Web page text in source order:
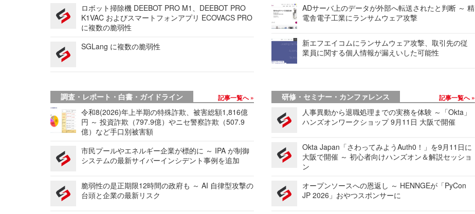
ロボット掃除機 DEEBOT PRO M1、DEEBOT PRO
K1VAC およびスマートフォンアプリ ECOVACS PRO
に複数の脆弱性
SGLang に複数の脆弱性
ADサーバ上のデータが外部へ転送されたと判断 ～ 精
電舎電子工業にランサムウェア攻撃
新エフエイコムにランサムウェア攻撃、取引先の従
業員に関する個人情報が漏えいした可能性
調査・レポート・白書・ガイドライン 記事一覧へ
令和8(2026)年上半期の特殊詐欺、被害総額1,816億
円 ～ 投資詐欺（797.9億）やニセ警察詐欺（507.9
億）など手口別被害額
市民プールやエネルギー企業が標的に ～ IPA が制御
システムの最新サイバーインシデント事例を追加
脆弱性の是正期限12時間の政府も ～ AI 自律型攻撃の
台頭と企業の最新リスク
研修・セミナー・カンファレンス 記事一覧へ
人事異動から退職処理までの実務を体験 ～「Okta」
ハンズオンワークショップ 9月11日 大阪で開催
Okta Japan「さわってみようAuth0！」を9月11日に
大阪で開催 ～ 初心者向けハンズオン＆解説セッショ
ン
オープンソースへの恩返し ～ HENNGEが「PyCon
JP 2026」おやつスポンサーに